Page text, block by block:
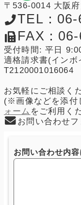
〒536-0014 大阪
TEL：
FAX：
受付時間: 平日
適格請求書(インボ
T2120001016064
お気軽にご相談く
(※画像などを添付
ォーム をご利用く
お問い合わせフ